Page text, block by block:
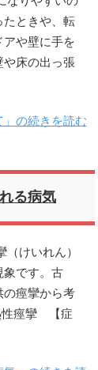
たときや、転
アや壁に手を
や床の出っ張
」の続きを読む
る病気
けいれん）
象です。古
の痙攣から考
性痙攣 【症